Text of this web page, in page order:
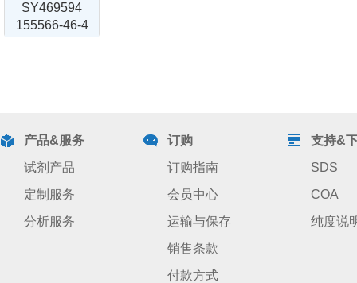
SY469594
155566-46-4
产品&服务
试剂产品
定制服务
分析服务
订购
订购指南
会员中心
运输与保存
销售条款
付款方式
支持&
SDS
COA
纯度说